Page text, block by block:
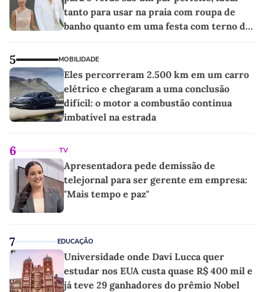
tanto para usar na praia com roupa de
banho quanto em uma festa com terno de
5 MOBILIDADE
Eles percorreram 2.500 km em um carro
elétrico e chegaram a uma conclusão
difícil: o motor a combustão continua
imbatível na estrada
6 TV
Apresentadora pede demissão de
telejornal para ser gerente em empresa:
"Mais tempo e paz"
7 EDUCAÇÃO
Universidade onde Davi Lucca quer
estudar nos EUA custa quase R$ 400 mil e
já teve 29 ganhadores do prêmio Nobel